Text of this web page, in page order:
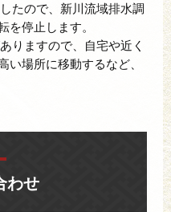
たので、新川流域排水調
を停止します。
りますので、自宅や近く
い場所に移動するなど、
わせ